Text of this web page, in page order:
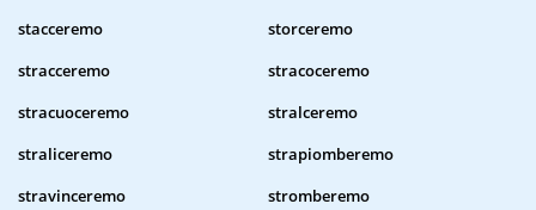
stacceremo
storceremo
stracceremo
stracoceremo
stracuoceremo
stralceremo
straliceremo
strapiomberemo
stravinceremo
stromberemo